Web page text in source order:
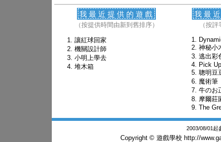
我最近提供的遊戲
（按提供時間由新到舊排序）
讓紅球回家
機關設計師
小明上學去
堆木箱
我最
（按
神秘小
逃出彩
Pick Up
聰明豆
魔術筆
牛のお
摩爾莊
The
2003/08/01起
Copyright © 遊戲學校 http://